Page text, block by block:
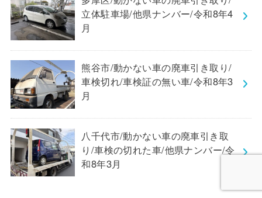
立体駐車場/他県ナンバー/令和8年4
月
熊谷市/動かない車の廃車引き取り/
車検切れ/車検証の無い車/令和8年3
月
八千代市/動かない車の廃車引き取
り/車検の切れた車/他県ナンバー/令
和8年3月